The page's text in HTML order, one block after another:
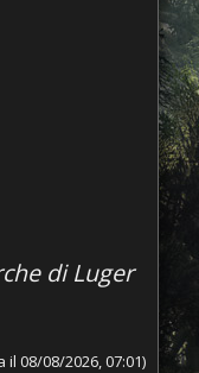
di Luger
08/08/2026, 07:01)